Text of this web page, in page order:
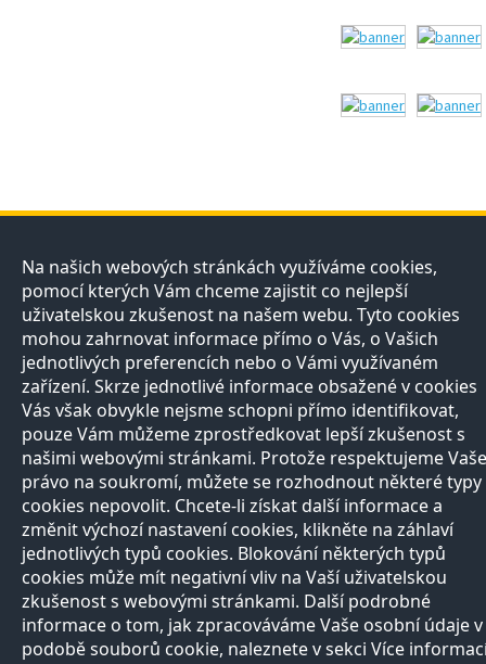
Přírodovědci
O projektu
Naši partneři
Razítková
samoobsluha
Autoři
Vědci
Zeptejte se
přírodovědců
FAQ
Výhody registrace
Učitelé
Registrace
Nabídka služeb
E-shop
Registrace
Otevírací doba
Vše o nákupu
Reklamační řád
Všechny
kontakty
média
Copyright © 2013, Prirodovedci.cz jsou komunikačním projektemPřírodovědecké
fakultyUK v Praze. VytvořiloAndweb s.r.o. Mapa stránek
Na našich webových stránkách využíváme cookies,
pomocí kterých Vám chceme zajistit co nejlepší
uživatelskou zkušenost na našem webu. Tyto cookies
mohou zahrnovat informace přímo o Vás, o Vašich
jednotlivých preferencích nebo o Vámi využívaném
zařízení. Skrze jednotlivé informace obsažené v cookies
Vás však obvykle nejsme schopni přímo identifikovat,
pouze Vám můžeme zprostředkovat lepší zkušenost s
našimi webovými stránkami. Protože respektujeme Vaše
právo na soukromí, můžete se rozhodnout některé typy
cookies nepovolit. Chcete-li získat další informace a
změnit výchozí nastavení cookies, klikněte na záhlaví
jednotlivých typů cookies. Blokování některých typů
cookies může mít negativní vliv na Vaší uživatelskou
zkušenost s webovými stránkami. Další podrobné
informace o tom, jak zpracováváme Vaše osobní údaje v
podobě souborů cookie, naleznete v sekci Více